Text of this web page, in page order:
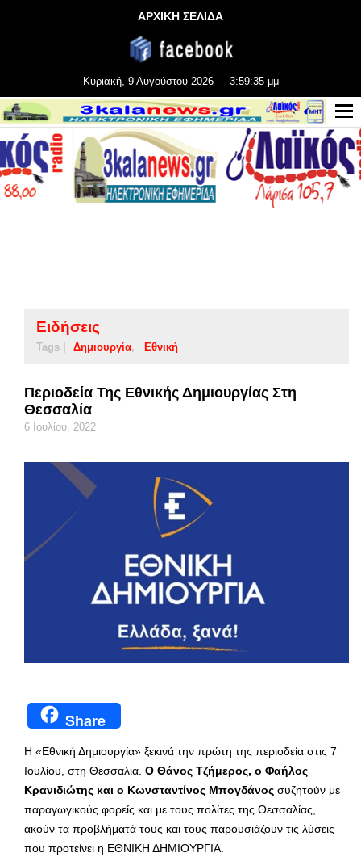
ΑΡΧΙΚΗ ΣΕΛΙΔΑ
Κυριακή, 9 Αυγούστου 2026 3:59:35 μμ
Ειδήσεις
Tags | Δημιουργία Εθνική
Περιοδεία Της Εθνικής Δημιουργίας Στη
Θεσσαλία
6 Ιουλίου, 2022
Share
Η «Εθνική Δημιουργία» ξεκινά την πρώτη της περιοδεία στις 7
Ιουλίου, στη Θεσσαλία. Ο Θάνος Τζήμερος, ο Φαήλος
Κρανιδιώτης και ο Κωνσταντίνος Μπογδάνος συζητούν με
παραγωγικούς φορείς και με τους πολίτες της Θεσσαλίας,
ακούν τα προβλήματά τους και τους παρουσιάζουν τις λύσεις
που προτείνει η ΕΘΝΙΚΗ ΔΗΜΙΟΥΡΓΙΑ.